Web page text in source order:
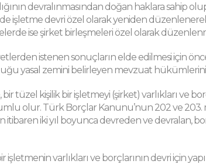
devralınmasından doğan haklara sahip
işletme devri özel olarak yeniden
ise şirket birleşmeleri özel olarak
istenen sonuçların elde edilmesi için
yasal zemini belirleyen mevzuat
tüzel kişilik bir işletmeyi (şirket) varlıkları ve
olur. Türk Borçlar Kanunu’nun 202 ve 203.
itibaren iki yıl boyunca devreden ve devralan,
işletmenin varlıkları ve borçlarının devri için